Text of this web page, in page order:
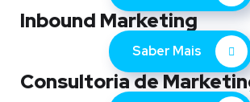
Inbound Marketing
Saber Mais
Consultoria de